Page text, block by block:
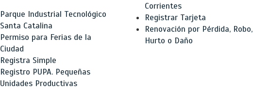
Parque Industrial Tecnológico
Santa Catalina
Permiso para Ferias de la
Ciudad
Registra Simple
Registro PUPA. Pequeñas
Unidades Productivas
Corrientes
Registrar Tarjeta
Renovación por Pérdida, Robo,
Hurto o Daño